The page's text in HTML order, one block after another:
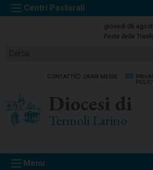
k
t
giovedì 06
Festa della
CONTATTI ORARI MESSE
Diocesi di
Termoli Larino
Menu